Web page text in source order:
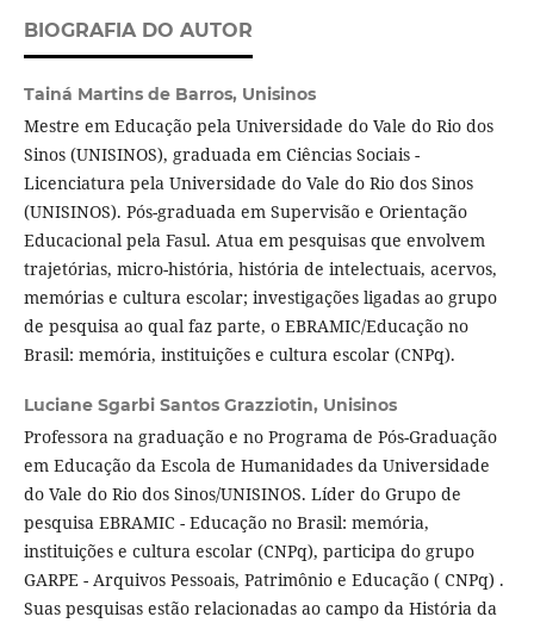
BIOGRAFIA DO AUTOR
Tainá Martins de Barros, Unisinos
Mestre em Educação pela Universidade do Vale do Rio dos
Sinos (UNISINOS), graduada em Ciências Sociais -
Licenciatura pela Universidade do Vale do Rio dos Sinos
(UNISINOS). Pós-graduada em Supervisão e Orientação
Educacional pela Fasul. Atua em pesquisas que envolvem
trajetórias, micro-história, história de intelectuais, acervos,
memórias e cultura escolar; investigações ligadas ao grupo
de pesquisa ao qual faz parte, o EBRAMIC/Educação no
Brasil: memória, instituições e cultura escolar (CNPq).
Luciane Sgarbi Santos Grazziotin, Unisinos
Professora na graduação e no Programa de Pós-Graduação
em Educação da Escola de Humanidades da Universidade
do Vale do Rio dos Sinos/UNISINOS. Líder do Grupo de
pesquisa EBRAMIC - Educação no Brasil: memória,
instituições e cultura escolar (CNPq), participa do grupo
GARPE - Arquivos Pessoais, Patrimônio e Educação ( CNPq) .
Suas pesquisas estão relacionadas ao campo da História da